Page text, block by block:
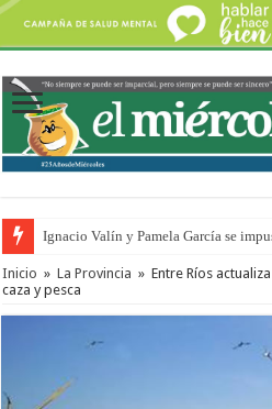
Ignacio Valín y Pamela García se
Inicio » La Provincia » Entre Ríos
caza y pesca